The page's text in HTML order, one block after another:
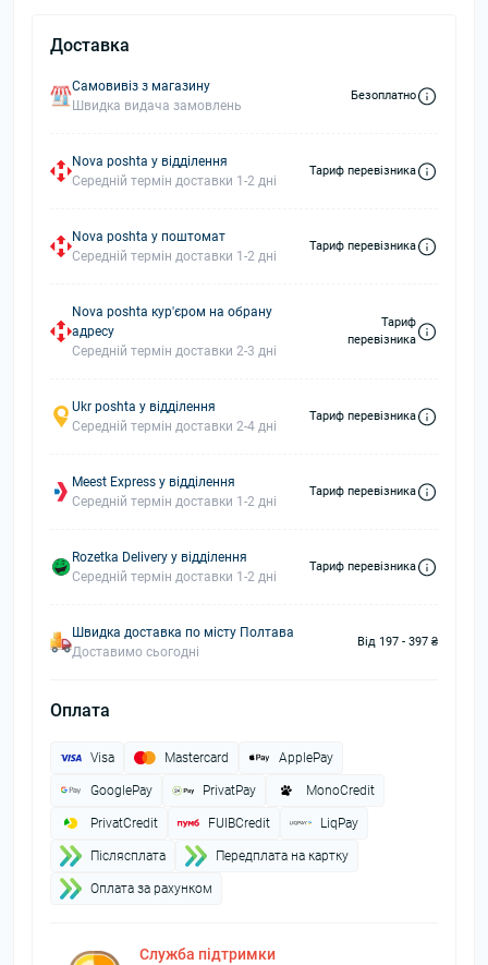
Доставка
Самовивіз з магазину
Швидка видача замовлень
Безоплатно
Nova poshta у відділення
Середній термін доставки 1-2 дні
Тариф перевізника
Nova poshta у поштомат
Середній термін доставки 1-2 дні
Тариф перевізника
Nova poshta кур'єром на обрану
адресу
Середній термін доставки 2-3 дні
Тариф
перевізника
Ukr poshta у відділення
Середній термін доставки 2-4 дні
Тариф перевізника
Meest Express у відділення
Середній термін доставки 1-2 дні
Тариф перевізника
Rozetka Delivery у відділення
Середній термін доставки 1-2 дні
Тариф перевізника
Швидка доставка по місту Полтава
Доставимо сьогодні
Від 197 - 397 ₴
Оплата
Visa Mastercard ApplePay
GooglePay PrivatPay MonoCredit
PrivatCredit FUIBCredit LiqPay
Пiслясплата Передплата на картку
Оплата за рахунком
Служба підтримки